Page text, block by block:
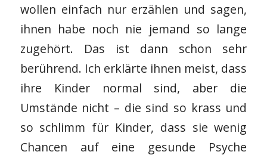
wollen einfach nur erzählen und sagen,
ihnen habe noch nie jemand so lange
zugehört. Das ist dann schon sehr
berührend. Ich erklärte ihnen meist, dass
ihre Kinder normal sind, aber die
Umstände nicht – die sind so krass und
so schlimm für Kinder, dass sie wenig
Chancen auf eine gesunde Psyche